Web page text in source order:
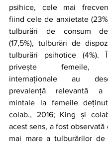
psihice, cele mai
fiind cele de anxietate
tulburări de consum
(17,5%), tulburări de
tulburări psihotice (4%).
privește femeile,
internaționale au
prevalență relevantă a
mintale la femeile
colab., 2016; King și
acest sens, a fost observată
mai mare a tulburărilor de